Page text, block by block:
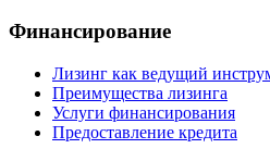
Финансирование
Лизинг как ведущий
Преимущества лизинга
Услуги финансирования
Предоставление кредита